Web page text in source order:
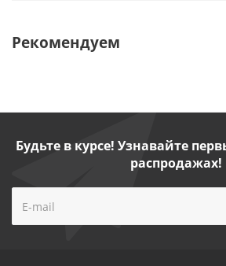
Рекомендуем
Будьте в курсе! Узнавайте
распродажах!